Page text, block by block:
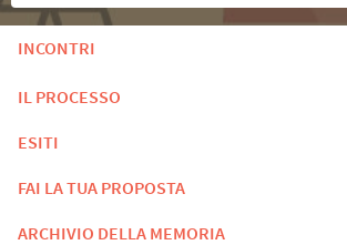
INCONTRI
IL PROCESSO
ESITI
FAI LA TUA PROPOSTA
ARCHIVIO DELLA MEMORIA